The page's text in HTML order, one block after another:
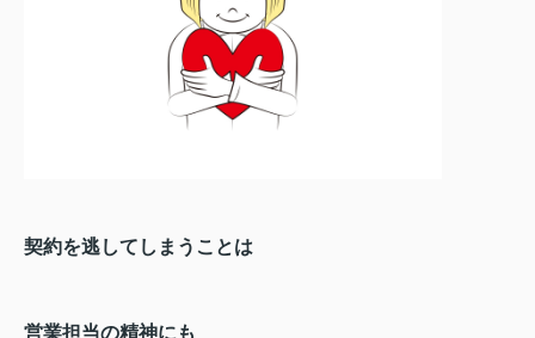
契約を逃してしまうことは
営業担当の精神にも